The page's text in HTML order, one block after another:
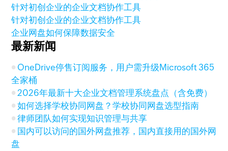
针对初创企业的企业文档协作工具
针对初创企业的企业文档协作工具
企业网盘如何保障数据安全
最新新闻
OneDrive停售订阅服务，用户需升级Microsoft 365
全家桶
2026年最新十大企业文档管理系统盘点（含免费）
如何选择学校协同网盘？学校协同网盘选型指南
律师团队如何实现知识管理与共享
国内可以访问的国外网盘推荐，国内直接用的国外网
盘